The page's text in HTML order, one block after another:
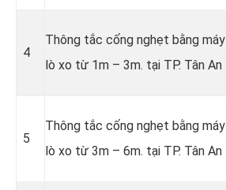
4
Thông tắc cống nghẹt bằng máy
lò xo từ 1m – 3m. tại TP. Tân An
5
Thông tắc cống nghẹt bằng máy
lò xo từ 3m – 6m. tại TP. Tân An